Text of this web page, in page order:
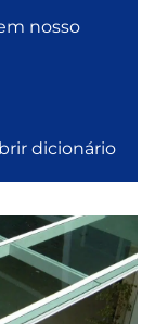
nosso
dicionário